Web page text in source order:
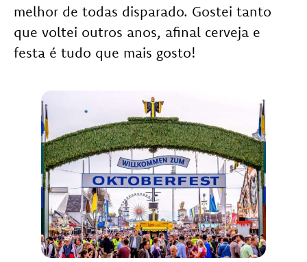
melhor de todas disparado. Gostei tanto
que voltei outros anos, afinal cerveja e
festa é tudo que mais gosto!